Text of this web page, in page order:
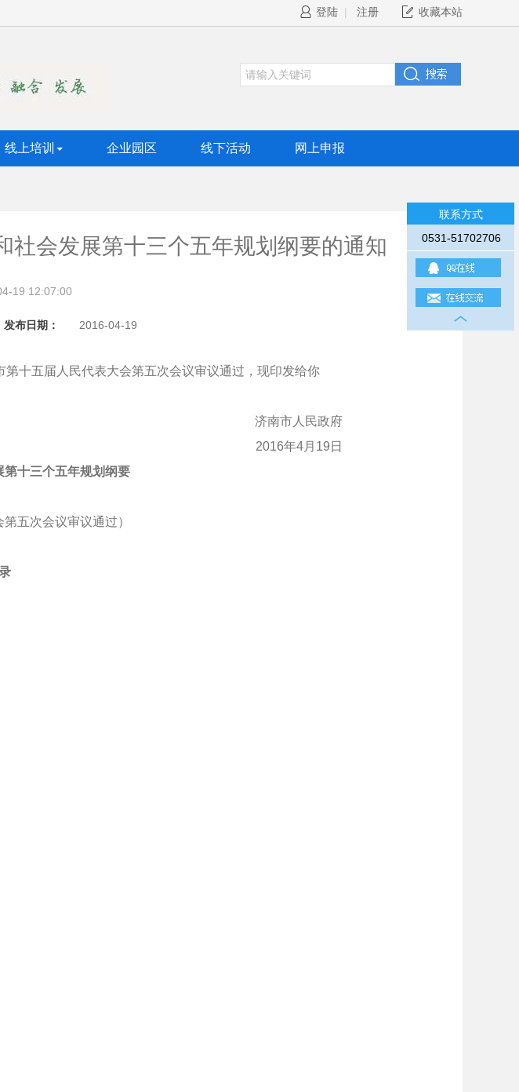
收藏本站
登陆 | 注册
联系方式
0531-51702706
线上培训 企业园区 线下活动 网上申报
会发展第十三个五年规划纲要的通知
19 12:07:00
发布日期： 2016-04-19
十五届人民代表大会第五次会议审议通过，现印发给你
济南市人民政府
2016年4月19日
十三个五年规划纲要
五次会议审议通过）